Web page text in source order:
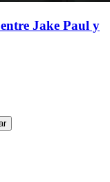
Jake Paul y